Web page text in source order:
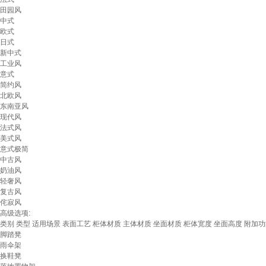
田园风
中式
欧式
日式
新中式
工业风
意式
简约风
北欧风
东南亚风
现代风
法式风
美式风
意式极简
中古风
奶油风
轻奢风
复古风
侘寂风
高级选项:
类别 类型 适用场景 表面工艺 柜体材质 主体材质 坐面材质 柜体宽度 坐面高度 附加
脚踏凳
雨伞架
换鞋凳